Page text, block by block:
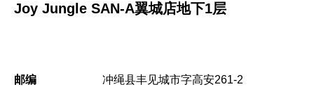
Joy Jungle SAN-A翼城店地下1层
邮编 冲绳县丰见城市字高安261-2